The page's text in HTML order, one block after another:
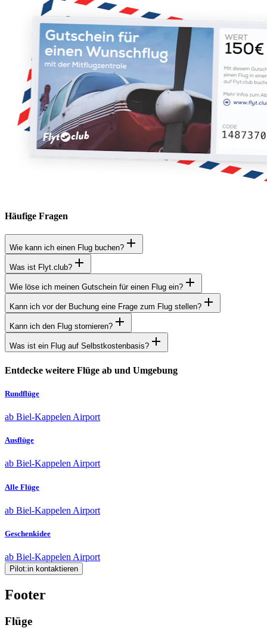
Häufige Fragen
Wie kann ich einen Flug buchen?
Was ist Flyt.club?
Wie löse ich meinen Gutschein für einen Flug ein?
Kann ich vor der Buchung eine Frage zum Flug stellen?
Kann ich den Flug stornieren?
Was ist ein Flug auf Selbstkostenbasis?
Entdecke weitere Flüge ab und Umgebung
Rundflüge
ab Biel-Kappelen Airport
Ausflüge
ab Biel-Kappelen Airport
Alle Flüge
ab Biel-Kappelen Airport
Geschenkidee
ab Biel-Kappelen Airport
Pilot:in kontaktieren
Footer
Flüge